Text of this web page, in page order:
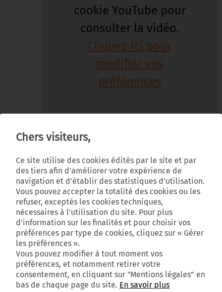
cookie YouTube pour
consulter la vidéo.
Cliquez-ici pour
modifier vos
préférences
rédacteur en Chef adjoint à France-Info
Présidée par : Patrick OLLIER, Président de
la Métropole du Grand Paris
En présence de : Ivan ITZKOVITCH,
Conseiller métropolitain en charge de
l’animation du comité de pilotage du SCoT
Avec les éclairages de : Catherine BARBE :
Directrice des partenariats stratégiques
auprès du président du Directoire, Société
du Grand Paris ; Véronique MICHAUD :
Secrétaire générale du Club des Villes et
Territoires Cyclables ; Marc PELISSIER :
Président de l’AUT (Association des
Chers visiteurs,
Ce site utilise des cookies édités par le site et par
des tiers afin d'améliorer votre expérience de
navigation et d'établir des statistiques d'utilisation.
Vous pouvez accepter la totalité des cookies ou les
refuser, exceptés les cookies techniques,
nécessaires à l’utilisation du site. Pour plus
d’information sur les finalités et pour choisir vos
préférences par type de cookies, cliquez sur « Gérer
les préférences ».
Vous pouvez modifier à tout moment vos
préférences, et notamment retirer votre
consentement, en cliquant sur "Mentions légales” en
bas de chaque page du site. En savoir plus